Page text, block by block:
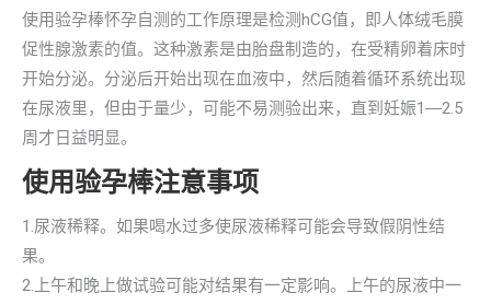
使用验孕棒怀孕自测的工作原理是检测hCG值，即人体绒毛膜
促性腺激素的值。这种激素是由胎盘制造的，在受精卵着床时
开始分泌。分泌后开始出现在血液中，然后随着循环系统出现
在尿液里，但由于量少，可能不易测验出来，直到妊娠1―2.5
周才日益明显。
使用验孕棒注意事项
1.尿液稀释。如果喝水过多使尿液稀释可能会导致假阴性结
果。
2.上午和晚上做试验可能对结果有一定影响。上午的尿液中一